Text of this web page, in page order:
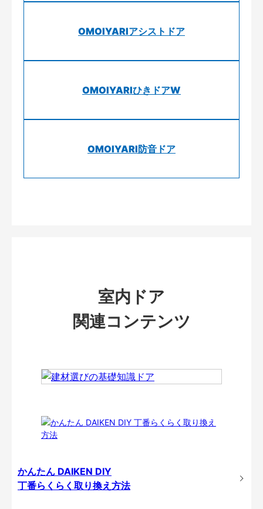
OMOIYARIアシストドア
OMOIYARIひきドアW
OMOIYARI防音ドア
室内ドア
関連コンテンツ
かんたん DAIKEN DIY
丁番らくらく取り換え方法